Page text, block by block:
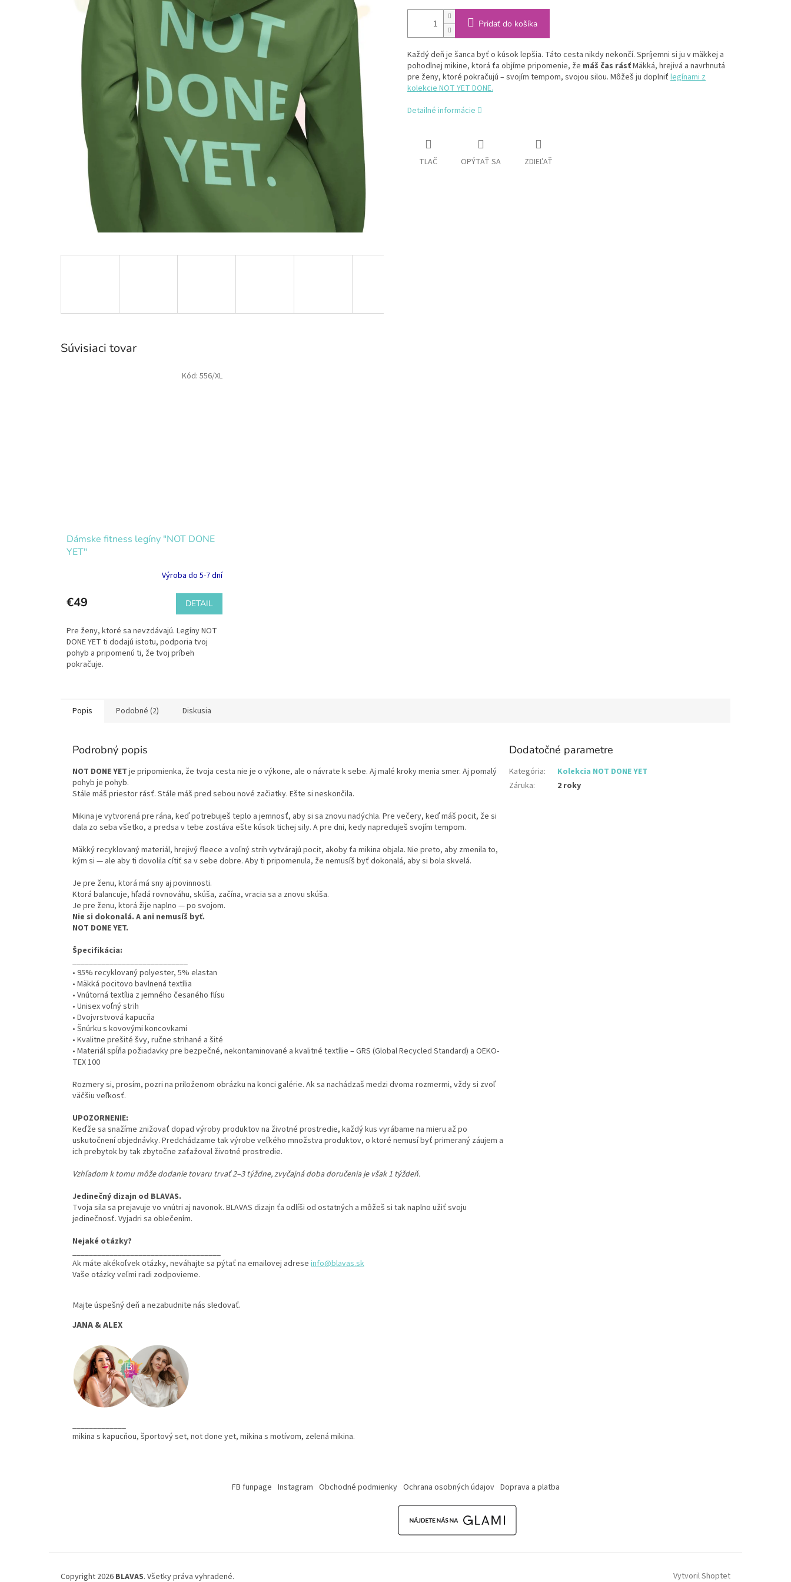
Pridať do košíka
Každý deň je šanca byť o kúsok lepšia. Táto cesta nikdy nekončí. Spríjemni si ju v mäkkej a
pohodlnej mikine, ktorá ťa objíme pripomenie, že máš čas rásťMäkká, hrejivá a navrhnutá
pre ženy, ktoré pokračujú – svojím tempom, svojou silou. Môžeš ju doplniť legínami z
kolekcie NOT YET DONE.
Detailné informácie
TLAČ OPÝTAŤ SA ZDIEĽAŤ
Súvisiaci tovar
Dámske fitness legíny "NOT DONE
YET"
Výroba do 5-7 dní
€49 DETAIL
Pre ženy, ktoré sa nevzdávajú. Legíny NOT
DONE YET ti dodajú istotu, podporia tvoj
pohyb a pripomenú ti, že tvoj príbeh
pokračuje.
Kód: 556/XL
Popis Podobné (2) Diskusia
Podrobný popis
NOT DONE YET je pripomienka, že tvoja cesta nie je o výkone, ale o návrate k sebe. Aj malé kroky menia smer. Aj pomalý
pohyb je pohyb.
Stále máš priestor rásť. Stále máš pred sebou nové začiatky. Ešte si neskončila.
Mikina je vytvorená pre rána, keď potrebuješ teplo a jemnosť, aby si sa znovu nadýchla. Pre večery, keď máš pocit, že si
dala zo seba všetko, a predsa v tebe zostáva ešte kúsok tichej sily. A pre dni, kedy napreduješ svojím tempom.
Mäkký recyklovaný materiál, hrejivý fleece a voľný strih vytvárajú pocit, akoby ťa mikina objala. Nie preto, aby zmenila to,
kým si — ale aby ti dovolila cítiť sa v sebe dobre. Aby ti pripomenula, že nemusíš byť dokonalá, aby si bola skvelá.
Je pre ženu, ktorá má sny aj povinnosti.
Ktorá balancuje, hľadá rovnováhu, skúša, začína, vracia sa a znovu skúša.
Je pre ženu, ktorá žije naplno — po svojom.
Nie si dokonalá. A ani nemusíš byť.
NOT DONE YET.
Špecifikácia:
• 95% recyklovaný polyester, 5% elastan
• Mäkká pocitovo bavlnená textília
• Vnútorná textília z jemného česaného flísu
• Unisex voľný strih
• Dvojvrstvová kapucňa
• Šnúrku s kovovými koncovkami
• Kvalitne prešité švy, ručne strihané a šité
• Materiál spĺňa požiadavky pre bezpečné, nekontaminované a kvalitné textílie – GRS (Global Recycled Standard) a OEKO-
TEX 100
Rozmery si, prosím, pozri na priloženom obrázku na konci galérie. Ak sa nachádzaš medzi dvoma rozmermi, vždy si zvoľ
väčšiu veľkosť.
UPOZORNENIE:
Keďže sa snažíme znižovať dopad výroby produktov na životné prostredie, každý kus vyrábame na mieru až po
uskutočnení objednávky. Predchádzame tak výrobe veľkého množstva produktov, o ktoré nemusí byť primeraný záujem a
ich prebytok by tak zbytočne zaťažoval životné prostredie.
Vzhľadom k tomu môže dodanie tovaru trvať 2–3 týždne, zvyčajná doba doručenia je však 1 týždeň.
Jedinečný dizajn od BLAVAS.
Tvoja sila sa prejavuje vo vnútri aj navonok. BLAVAS dizajn ťa odlíši od ostatných a môžeš si tak naplno užiť svoju
jedinečnosť. Vyjadri sa oblečením.
Nejaké otázky?
Ak máte akékoľvek otázky, neváhajte sa pýtať na emailovej adrese info@blavas.sk
Vaše otázky veľmi radi zodpovieme.
Majte úspešný deň a nezabudnite nás sledovať.
JANA & ALEX
mikina s kapucňou, športový set, not done yet, mikina s motívom, zelená mikina.
Dodatočné parametre
Kategória:
Kolekcia NOT DONE YET
Záruka: 2 roky
FB funpage Instagram Obchodné podmienky Ochrana osobných údajov Doprava a platba
Vytvoril Shoptet
Copyright 2026 BLAVAS. Všetky práva vyhradené.